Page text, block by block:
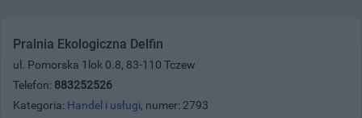
Pralnia Ekologiczna Delfin
ul. Pomorska 1lok 0.8, 83-110 Tczew
Telefon: 883252526
Kategoria: Handel i usługi, numer: 2793